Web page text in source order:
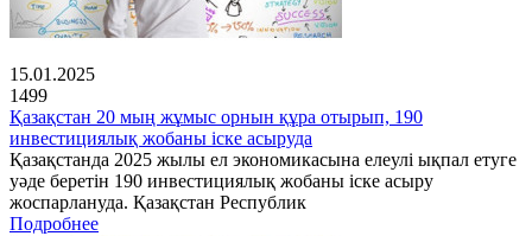
15.01.2025
1499
Қазақстан 20 мың жұмыс орнын құра отырып, 190
инвестициялық жобаны іске асыруда
Қазақстанда 2025 жылы ел экономикасына елеулі ықпал етуге
уәде беретін 190 инвестициялық жобаны іске асыру
жоспарлануда. Қазақстан Республик
Подробнее